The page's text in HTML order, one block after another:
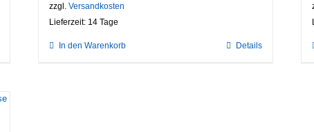
zzgl. Versandkosten
Lieferzeit: 14 Tage
In den Warenkorb Details